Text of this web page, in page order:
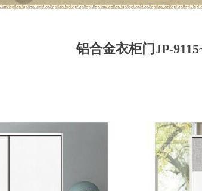
铝合金衣柜门JP-